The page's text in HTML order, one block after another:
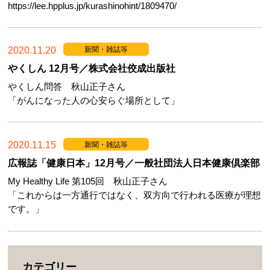
https://lee.hpplus.jp/kurashinohint/1809470/
2020.11.20 新聞・雑誌等
やくしん 12月号／株式会社佼成出版社
やくしん問答 秋山正子さん
「がんになった人の心安らぐ場所として」
2020.11.15 新聞・雑誌等
広報誌「健康日本」12月号／一般社団法人日本健康倶楽部
My Healthy Life 第105回 秋山正子さん
「これからは一方通行ではなく、双方向で行われる医療が理想
です。」
カテゴリー